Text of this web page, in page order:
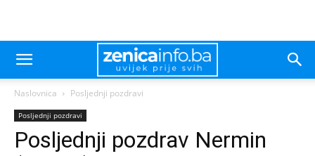
Naslovnica Posljednji pozdravi
Posljednji pozdravi
Posljednji pozdrav Nermin